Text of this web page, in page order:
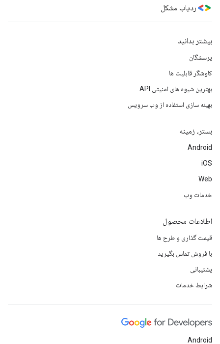
ردیاب مشکل
بیشتر بدانید
پرسشگان
کاوشگر قابلیت ها
بهترین شیوه های امنیتی API
بهینه سازی استفاده از وب سرویس
بستر، زمینه
Android
iOS
Web
خدمات وب
اطلاعات محصول
قیمت گذاری و طرح ها
با فروش تماس بگیرید
پشتیبانی
شرایط خدمات
Android